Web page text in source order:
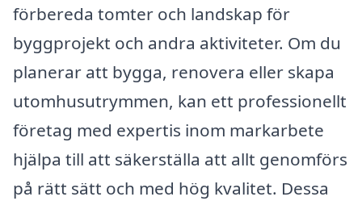
förbereda tomter och landskap för
byggprojekt och andra aktiviteter. Om du
planerar att bygga, renovera eller skapa
utomhusutrymmen, kan ett professionellt
företag med expertis inom markarbete
hjälpa till att säkerställa att allt genomförs
på rätt sätt och med hög kvalitet. Dessa